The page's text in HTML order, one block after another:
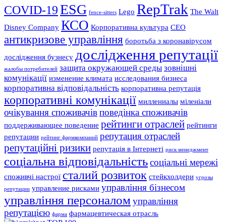
COVID-19ESG fence-sitters Lego RepTrak The Walt
Disney Company КСО Корпоративна культура СЕО
антикризове управління боротьба з коронавірусом
дослідження бузнесу дослідження репутації
жалобы потребителей защита окружающей среды зовнішні
комунікації изменение климата исследования бизнеса
корпоративна відповідальність корпоративна репутація
корпоративні комунікації миллениалы міленіали
очікування споживачівповедінка споживачів
поддерживающее поведение рейтинги отраслей рейтинги
репутации рейтинг фармкомпаний репутация отраслей
репутаційні ризики репутація в Інтернеті риск менеджмент
соціальна відповідальністьсоціальні мережі
споживчі настрої сталий розвиток стейкхолдери угрозы
репутации управление рисками управління бізнесом
управління персоналомуправління
репутацією фарма фармацевтическая отрасль